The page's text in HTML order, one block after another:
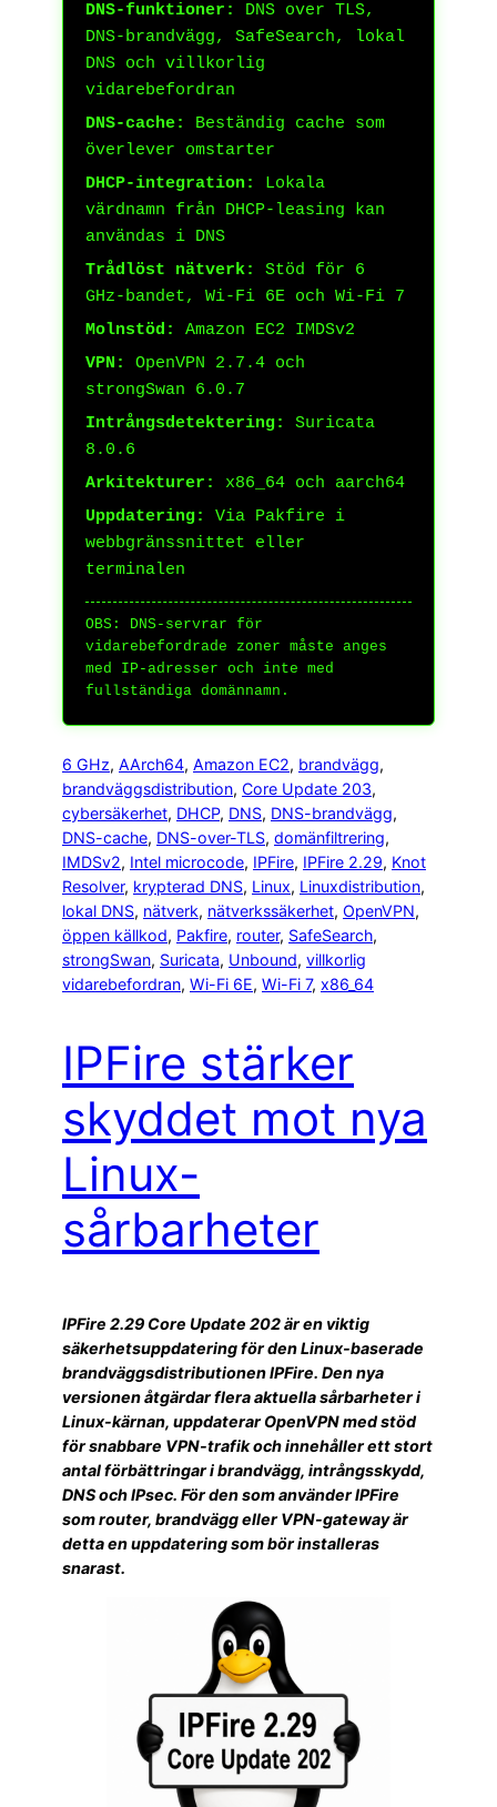
DNS-funktioner:
DNS over TLS,
DNS-brandvägg, SafeSearch, lokal
DNS och villkorlig
vidarebefordran
DNS-cache:
Beständig cache som
överlever omstarter
DHCP-integration:
Lokala
värdnamn från DHCP-leasing kan
användas i DNS
Trådlöst nätverk:
Stöd för 6
GHz-bandet, Wi-Fi 6E och Wi-Fi 7
Molnstöd:
Amazon EC2 IMDSv2
VPN:
OpenVPN 2.7.4 och
strongSwan 6.0.7
Intrångsdetektering:
Suricata
8.0.6
Arkitekturer:
x86_64 och aarch64
Uppdatering:
Via Pakfire i
webbgränssnittet eller
terminalen
OBS: DNS-servrar för
vidarebefordrade zoner måste anges
med IP-adresser och inte med
fullständiga domännamn.
6 GHz, AArch64, Amazon EC2, brandvägg
brandväggsdistribution, Core Update 203
cybersäkerhet, DHCP, DNS, DNS-brandvägg
DNS-cache, DNS-over-TLS, domänfiltrering
IMDSv2, Intel microcode, IPFire, IPFire 2.29, Knot
Resolver, krypterad DNS, Linux, Linuxdistribution
lokal DNS, nätverk, nätverkssäkerhet, OpenVPN
öppen källkod, Pakfire, router, SafeSearch
strongSwan, Suricata, Unbound, villkorlig
vidarebefordran, Wi-Fi 6E, Wi-Fi 7, x86_64
IPFire stärker
skyddet mot nya
Linux-
sårbarheter
IPFire 2.29 Core Update 202 är en viktig
säkerhetsuppdatering för den Linux-baserade
brandväggsdistributionen IPFire. Den nya
versionen åtgärdar flera aktuella sårbarheter i
Linux-kärnan, uppdaterar OpenVPN med stöd
för snabbare VPN-trafik och innehåller ett stort
antal förbättringar i brandvägg, intrångsskydd,
DNS och IPsec. För den som använder IPFire
som router, brandvägg eller VPN-gateway är
detta en uppdatering som bör installeras
snarast.